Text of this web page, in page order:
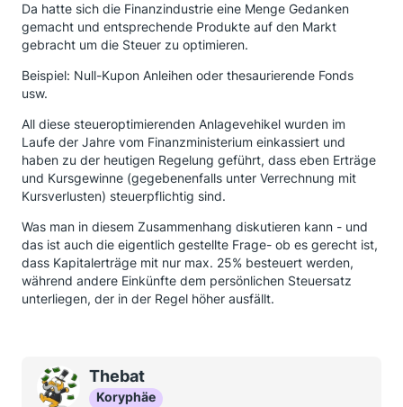
Da hatte sich die Finanzindustrie eine Menge Gedanken
gemacht und entsprechende Produkte auf den Markt
gebracht um die Steuer zu optimieren.
Beispiel: Null-Kupon Anleihen oder thesaurierende Fonds
usw.
All diese steueroptimierenden Anlagevehikel wurden im
Laufe der Jahre vom Finanzministerium einkassiert und
haben zu der heutigen Regelung geführt, dass eben Erträge
und Kursgewinne (gegebenenfalls unter Verrechnung mit
Kursverlusten) steuerpflichtig sind.
Was man in diesem Zusammenhang diskutieren kann - und
das ist auch die eigentlich gestellte Frage- ob es gerecht ist,
dass Kapitalerträge mit nur max. 25% besteuert werden,
während andere Einkünfte dem persönlichen Steuersatz
unterliegen, der in der Regel höher ausfällt.
Thebat
Koryphäe